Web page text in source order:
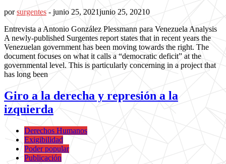
porsurgentes - junio 25, 2021junio 25, 20210
Entrevista a Antonio González Plessmann para Venezuela Analysis
A newly-published Surgentes report states that in recent years the
Venezuelan government has been moving towards the right. The
document focuses on what it calls a “democratic deficit” at the
governmental level. This is particularly concerning in a project that
has long been
Giro a la derecha y represión a la
izquierda
Derechos Humanos
Exigibilidad
Poder popular
Publicación